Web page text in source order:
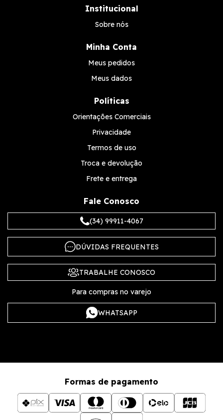
Institucional
Sobre nós
Minha Conta
Meus pedidos
Meus dados
Políticas
Orientações Comerciais
Privacidade
Termos de uso
Troca e devolução
Frete e entrega
Fale Conosco
(34) 99911-4067
DÚVIDAS FREQUENTES
TRABALHE CONOSCO
Para compras no varejo
WHATSAPP
Formas de pagamento